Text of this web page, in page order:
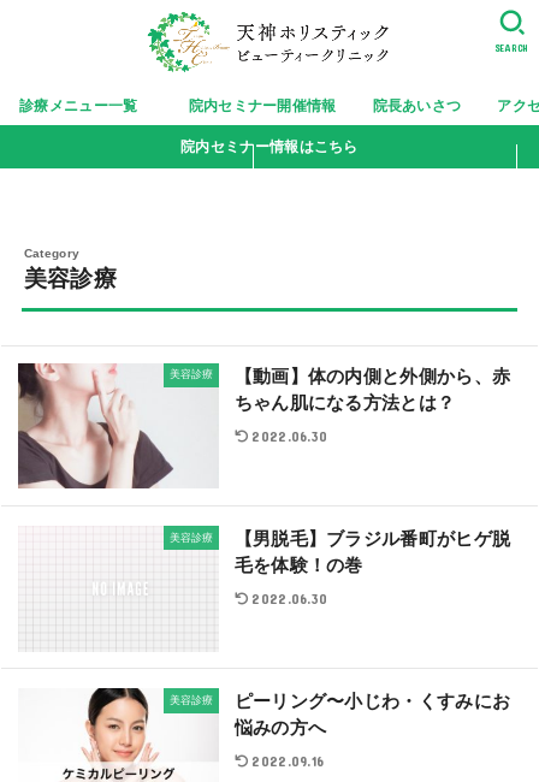
診療メニュー一覧 院内セミナー開催情報 院長あいさつ アク
SEARCH
院内セミナー情報はこちら
美容診療
美容診療
【動画】体の内側と外側から、赤
ちゃん肌になる方法とは？
2022.06.30
美容診療
【男脱毛】ブラジル番町がヒゲ脱
毛を体験！の巻
2022.06.30
美容診療
ピーリング〜小じわ・くすみにお
悩みの方へ
2022.09.16